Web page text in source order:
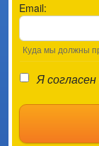
Email:
Куда мы должны
Я согласен